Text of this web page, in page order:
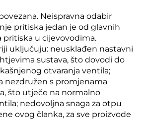
Neispravna odabir
pritiska jedan je od glavnih
pritiska u cijevovodima.
uključuju: neusklađen nastavni
sustava, što dovodi do
otvaranja ventila;
nezdružen s promjenama
što utječe na normalno
nedovoljna snaga za otpu
ovog članka, za sve proizvode